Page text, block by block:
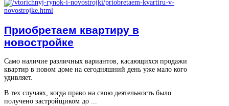
Приобретаем квартиру в
новостройке
Само наличие различных вариантов, касающихся продажи
квартир в новом доме на сегодняшний день уже мало кого
удивляет.
В тех случаях, когда право на свою деятельность было
получено застройщиком до ...